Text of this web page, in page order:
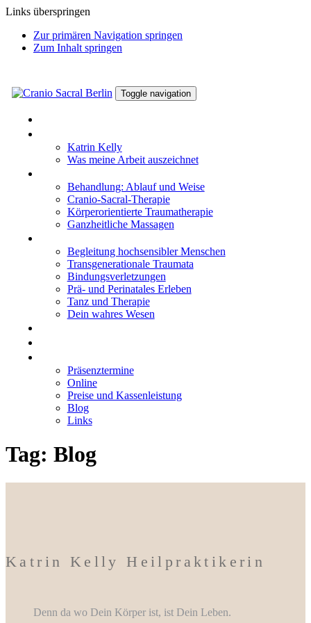
Links überspringen
Zur primären Navigation springen
Zum Inhalt springen
Toggle navigation
Katrin Kelly
Was meine Arbeit auszeichnet
Behandlung: Ablauf und Weise
Cranio-Sacral-Therapie
Körperorientierte Traumatherapie
Ganzheitliche Massagen
Begleitung hochsensibler Menschen
Transgenerationale Traumata
Bindungsverletzungen
Prä- und Perinatales Erleben
Tanz und Therapie
Dein wahres Wesen
Präsenztermine
Online
Preise und Kassenleistung
Blog
Links
Tag: Blog
Katrin Kelly Heilpraktikerin
Denn da wo Dein Körper ist, ist Dein Leben.